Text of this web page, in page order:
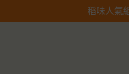
稻味人氣